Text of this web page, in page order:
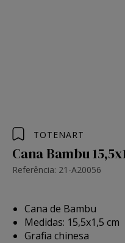
TOTENART
Cana Bambu
Referência: 21-A20056
Cana de Bambu
Medidas: 15,5x1,5 cm
Grafia chinesa